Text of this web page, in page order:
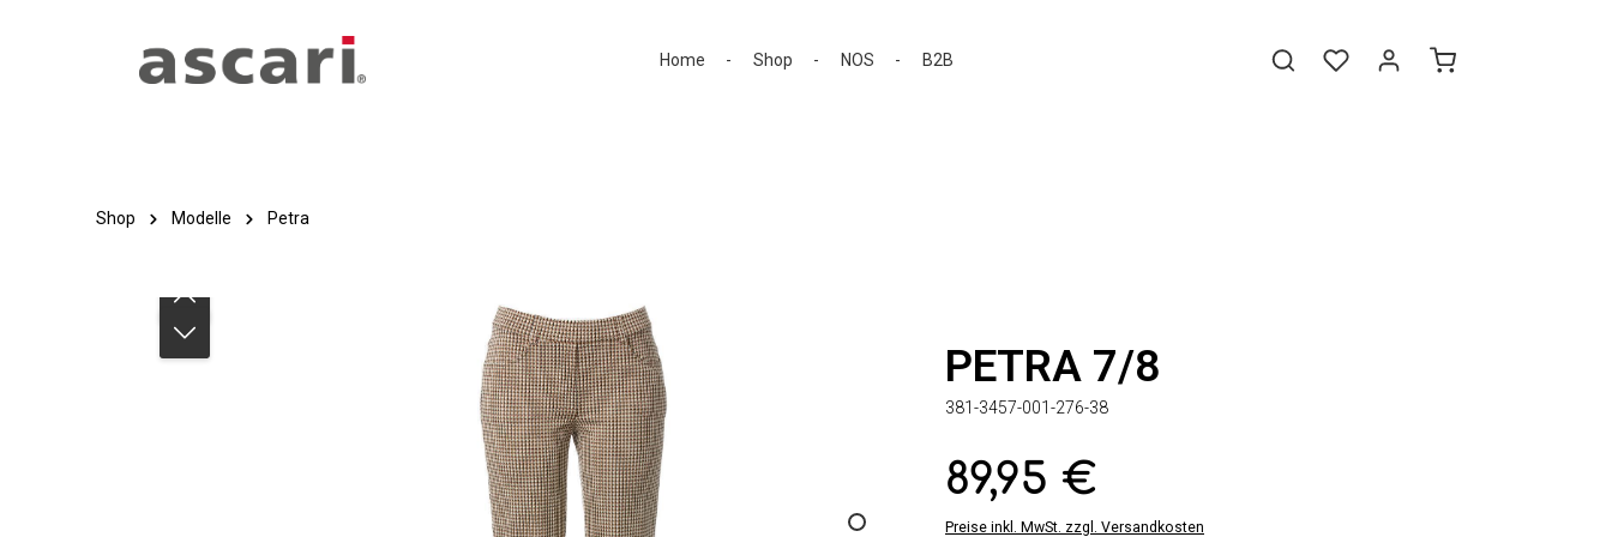
Home
Shop NOS B2B
Shop Modelle Petra
PETRA 7/8
381-3457-001-276-38
Regulärer Preis:
89,95 €
Preise inkl. MwSt. zzgl. Versandkosten